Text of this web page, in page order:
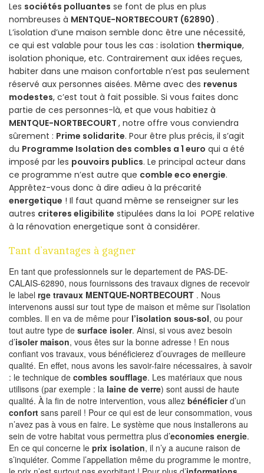
Les sociétés polluantes se font de plus en plus
nombreuses à MENTQUE-NORTBECOURT (62890) .
L’isolation d’une maison semble donc être une nécessité,
ce qui est valable pour tous les cas : isolation thermique,
isolation phonique, etc. Contrairement aux idées reçues,
habiter dans une maison confortable n’est pas seulement
réservé aux personnes aisées. Même avec des revenus
modestes, c’est tout à fait possible. Si vous faites donc
partie de ces personnes-là, et que vous habitiez à
MENTQUE-NORTBECOURT , notre offre vous conviendra
sûrement : Prime solidarite. Pour être plus précis, il s’agit
du Programme Isolation des combles a 1 euro qui a été
imposé par les pouvoirs publics. Le principal acteur dans
ce programme n’est autre que comble eco energie.
Apprêtez-vous donc à dire adieu à la précarité
energetique ! Il faut quand même se renseigner sur les
autres criteres eligibilite stipulées dans la loi POPE relative
à la rénovation energetique sont à considérer.
Tant d’avantages à gagner
En tant que professionnels sur le departement de PAS-DE-
CALAIS-62890, nous fournissons des travaux dignes de recevoir
le label rge travaux MENTQUE-NORTBECOURT . Nous
intervenons aussi sur tout type de maison et même sur l’isolation
combles. Il en va de même pour l’isolation sous-sol, ou pour
tout autre type de surface isoler. Ainsi, si vous avez besoin
d’isoler maison, vous êtes sur la bonne adresse ! En nous
confiant vos travaux, vous bénéficierez d’ouvrages de meilleure
qualité. En effet, nous avons les savoir-faire nécessaires, à savoir
: le technique de combles soufflage. Les matériaux que nous
utilisons (par exemple : la laine de verre) sont aussi de haute
qualité. À la fin de notre intervention, vous allez bénéficierd’un
confort sans pareil ! Pour ce qui est de leur consommation, vous
n’avez pas à vous en faire. Le système que nous installerons au
sein de votre habitat vous permettra plus d’economies energie.
En ce qui concerne le prix isolation, il n’y a aucune raison de
s’inquiéter. Comme l’appellation même du programme le montre,